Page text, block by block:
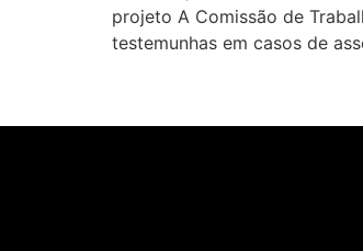
projeto A Comissão de
testemunhas em casos de